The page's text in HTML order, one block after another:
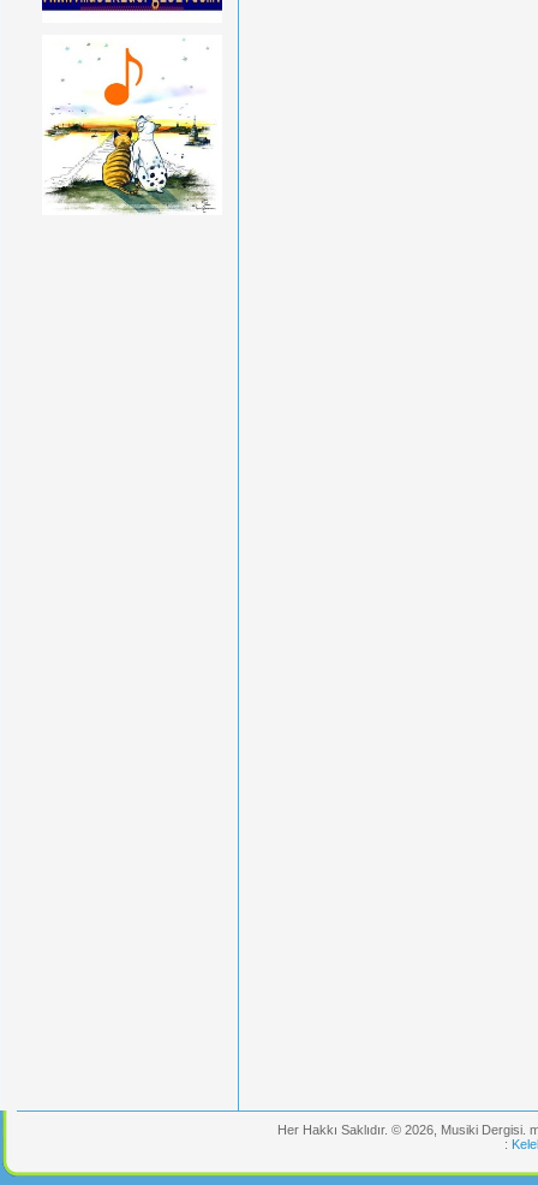
Her Hakkı Saklıdır. © 2026, Musiki
: